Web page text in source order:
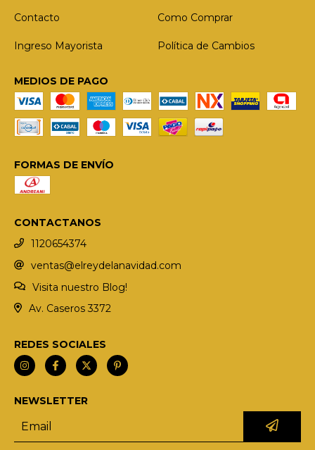
Contacto Como Comprar
Ingreso Mayorista Política de Cambios
MEDIOS DE PAGO
FORMAS DE ENVÍO
CONTACTANOS
1120654374
ventas@elreydelanavidad.com
Visita nuestro Blog!
Av. Caseros 3372
REDES SOCIALES
NEWSLETTER